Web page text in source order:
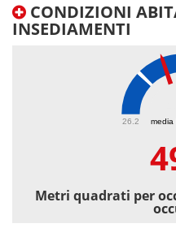
CONDIZIONI
INSEDIAMENTI
media
26.2
Metri quadrati per